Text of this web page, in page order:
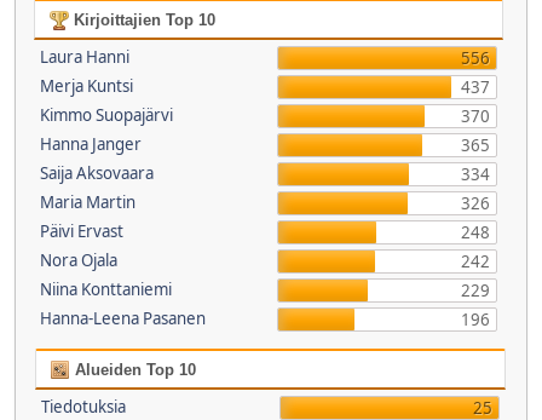
Kirjoittajien Top 10
Laura Hanni
556
Merja Kuntsi
437
Kimmo Suopajärvi
370
Hanna Janger
365
Saija Aksovaara
334
Maria Martin
326
Päivi Ervast
248
Nora Ojala
242
Niina Konttaniemi
229
Hanna-Leena Pasanen
196
Alueiden Top 10
Tiedotuksia
25